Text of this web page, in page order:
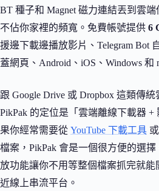
BT 種子和 Magnet 磁力連結丟到雲
不佔你家裡的頻寬。免費帳號提供 6
援邊下載邊播放影片、Telegram Bot
蓋網頁、Android、iOS、Windows 和
跟 Google Drive 或 Dropbox 這類傳統
PikPak 的定位是「雲端離線下載器 +
果你經常需要從 YouTube 下載工具
檔案，PikPak 會是一個很方便的選
放功能讓你不用等整個檔案抓完就能
近線上串流平台。